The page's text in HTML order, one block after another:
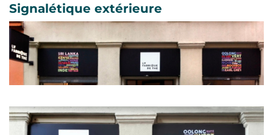
Signalétique extérieure